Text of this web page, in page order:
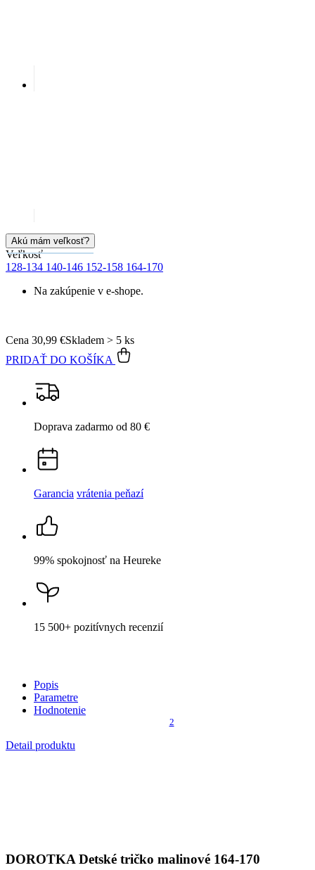
Akú mám veľkosť?
Veľkosť
128-134 140-146 152-158 164-170
Na zakúpenie v e-shope.
Skladem > 5 ks
Cena 30,99 €
PRIDAŤ DO KOŠÍKA
Doprava zadarmo od 80 €
Garancia vrátenia peňazí
99% spokojnosť na Heureke
15 500+ pozitívnych recenzií
Popis
Parametre
Hodnotenie
2
Detail produktu
DOROTKADetské tričko malinové 164-170